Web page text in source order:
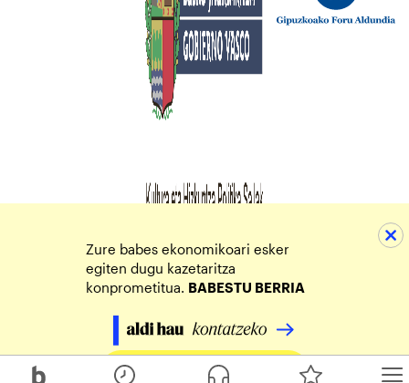
Zure babes ekonomikoari esker
egiten dugu kazetaritza
konprometitua. BABESTU BERRIA
Egin zure ekarpena